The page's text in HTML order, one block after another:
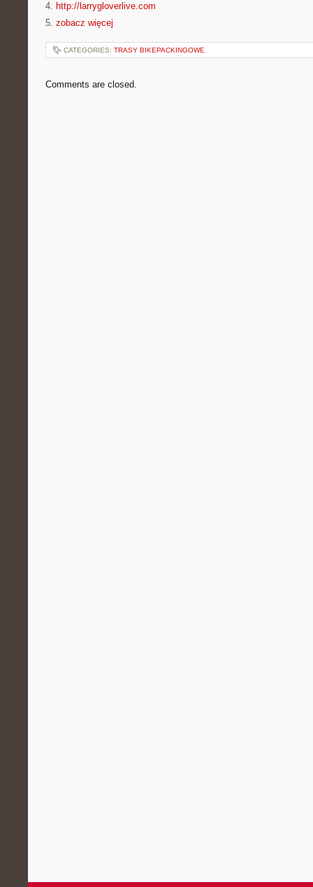
4. http://larrygloverlive.com
5. zobacz więcej
CATEGORIES: TRASY BIKEPACKINGOWE
Comments are closed.